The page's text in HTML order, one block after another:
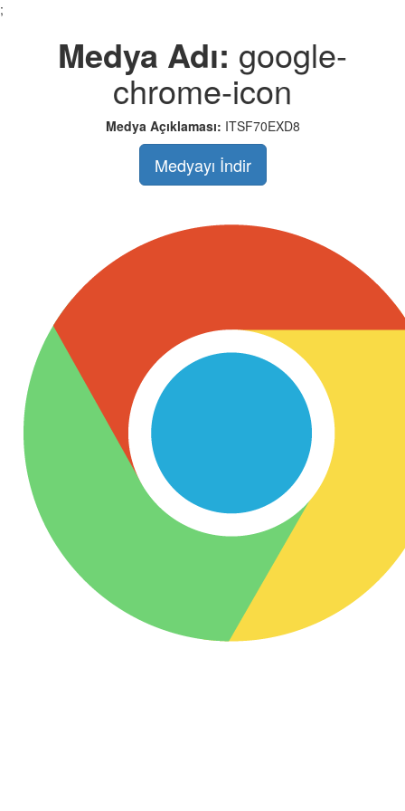
;
Medya Adı: google-
chrome-icon
Medya Açıklaması: ITSF70EXD8
Medyayı İndir